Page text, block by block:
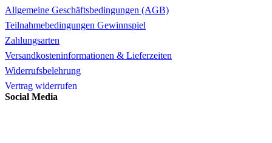
Allgemeine Geschäftsbedingungen (AGB)
Teilnahmebedingungen Gewinnspiel
Zahlungsarten
Versandkosteninformationen & Lieferzeiten
Widerrufsbelehrung
Vertrag widerrufen
Social Media